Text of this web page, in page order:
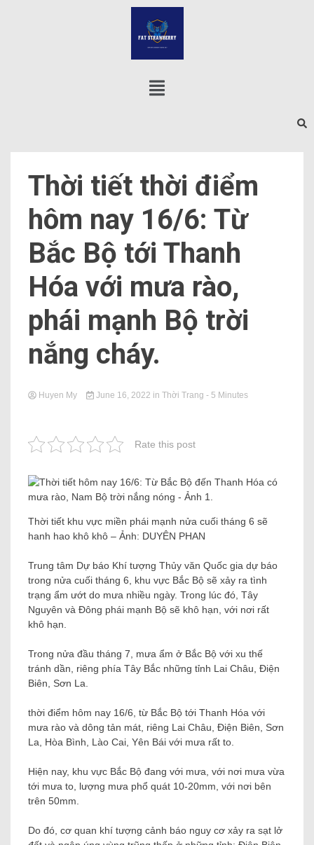
Thời tiết thời điểm
hôm nay 16/6: Từ
Bắc Bộ tới Thanh
Hóa với mưa rào,
phái mạnh Bộ trời
nắng cháy.
Huyen My June 16, 2022 in Thời Trang - 5 Minutes
Rate this post
Thời tiết khu vực miền phái mạnh nửa cuối tháng 6 sẽ
hanh hao khô khô – Ảnh: DUYÊN PHAN
Trung tâm Dự báo Khí tượng Thủy văn Quốc gia dự báo
trong nửa cuối tháng 6, khu vực Bắc Bộ sẽ xảy ra tình
trạng ẩm ướt do mưa nhiều ngày. Trong lúc đó, Tây
Nguyên và Đông phái mạnh Bộ sẽ khô hạn, với nơi rất
khô hạn.
Trong nửa đầu tháng 7, mưa ẩm ở Bắc Bộ với xu thế
tránh dần, riêng phía Tây Bắc những tỉnh Lai Châu, Điện
Biên, Sơn La.
thời điểm hôm nay 16/6, từ Bắc Bộ tới Thanh Hóa với
mưa rào và dông tản mát, riêng Lai Châu, Điện Biên, Sơn
La, Hòa Bình, Lào Cai, Yên Bái với mưa rất to.
Hiện nay, khu vực Bắc Bộ đang với mưa, với nơi mưa vừa
tới mưa to, lượng mưa phổ quát 10-20mm, với nơi bên
trên 50mm.
Do đó, cơ quan khí tượng cảnh báo nguy cơ xảy ra sạt lở